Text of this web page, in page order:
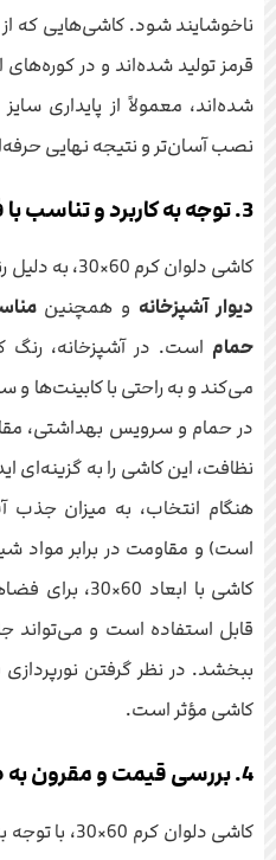
ناخوشایند شود. کاشی‌هایی که از
قرمز تولید شده‌اند و در
شده‌اند، معمولاً از پایداری سایز
نصب آسان‌تر و نتیجه نهایی
3. توجه به کاربرد و تناسب با فضا
کاشی دلوان کرم 60×30، به دلیل رنگ روشن و خنثی،
دیوار آشپزخانه و همچنین
حمام است. در آشپزخانه، رنگ
می‌کند و به راحتی با کابینت‌ها
در حمام و سرویس بهداشتی،
نظافت، این کاشی را به گزینه‌ای
هنگام انتخاب، به میزان
است) و مقاومت در برابر مواد
کاشی با ابعاد
قابل استفاده است و
ببخشد. در نظر گرفتن
کاشی مؤثر است.
4. بررسی قیمت و مقرون به صرفه بودن
کاشی دلوان کرم 60×30، با توجه به کیفیت بالا و دوام قابل توجه،